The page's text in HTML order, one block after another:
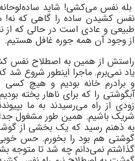
بله نفس می‌کشی! شاید
نفس کشیدن ساده را گاهی که نه!
طبیعی و عادی است در حالی که
از وجود آن همه جوره غافل هستیم.
راستش از همین به اصطلاح نفس
و برادرم خانه بودیم و هیچ
آبگوشتی را که برای ناهار پخته
زودی از راه می‌رسیدند به ما
شریک باشیم. همین طور مشغول
به ذهنم رسید که یک بخشی از
گوشتی هم بود را بخورم. حس
گذاشتم نمی‌دانم چه شد تا متوجه